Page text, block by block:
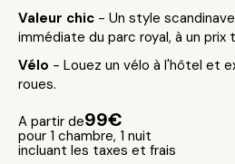
Valeur chic - Un style
immédiate du parc royal, à un prix
Vélo - Louez un vélo à l'hôtel et
roues.
A partir de99€
pour 1 chambre, 1 nuit
incluant les taxes et frais